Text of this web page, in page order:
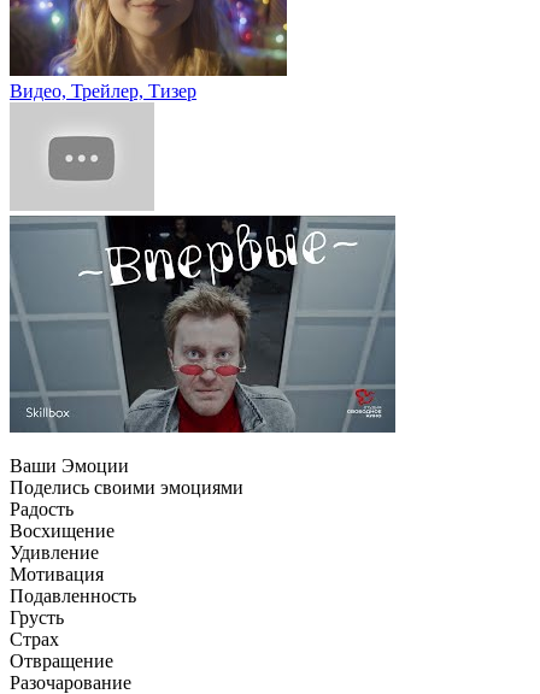
Видео, Трейлер, Тизер
Ваши Эмоции
Поделись своими эмоциями
Радость
Восхищение
Удивление
Мотивация
Подавленность
Грусть
Страх
Отвращение
Разочарование